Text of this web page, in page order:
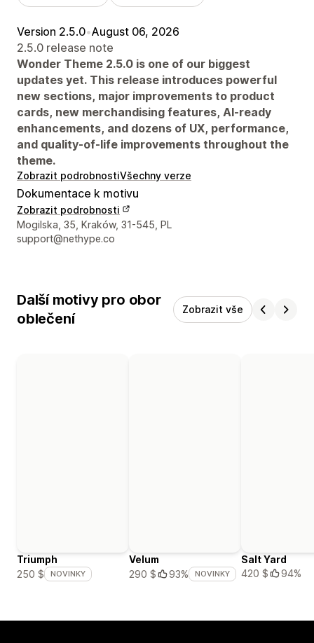
Version 2.5.0•August 06, 2026
2.5.0 release note
Wonder Theme 2.5.0 is one of our biggest
updates yet. This release introduces powerful
new sections, major improvements to product
cards, new merchandising features, AI-ready
enhancements, and dozens of UX, performance,
and quality-of-life improvements throughout the
theme.
Zobrazit podrobnostiVšechny verze
Dokumentace k motivu
Zobrazit podrobnosti
Kontaktní údaje designéra
Mogilska, 35, Kraków, 31-545, PL
support@nethype.co
Další motivy pro obor
oblečení
Zobrazit vše
Triumph
250 $
NOVINKY
Velum
290 $
93% NOVINKY
Salt Yard
420 $
94%